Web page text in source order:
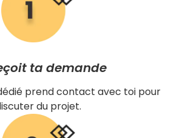
ta demande
prend contact avec toi pour
du projet.